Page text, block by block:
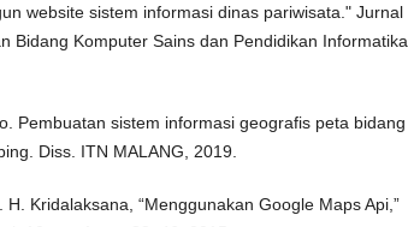
website sistem informasi dinas pariwisata." Jurnal
Bidang Komputer Sains dan Pendidikan Informatika
Pembuatan sistem informasi geografis peta bidang
Diss. ITN MALANG, 2019.
H. Kridalaksana, “Menggunakan Google Maps Api,”